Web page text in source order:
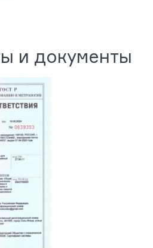
и документы